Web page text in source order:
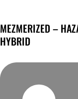
MEZMERIZED –
HYBRID